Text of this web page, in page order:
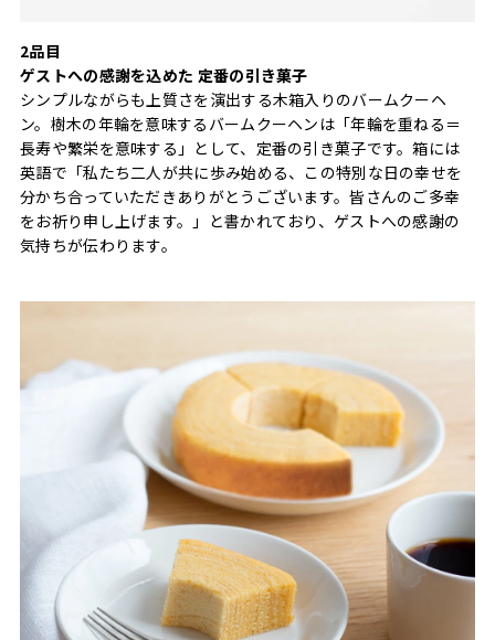
2品目
ゲストへの感謝を込めた 定番の引き菓子
シンプルながらも上質さを演出する木箱入りのバームクーヘ
ン。樹木の年輪を意味するバームクーヘンは「年輪を重ねる＝
長寿や繁栄を意味する」として、定番の引き菓子です。箱には
英語で「私たち二人が共に歩み始める、この特別な日の幸せを
分かち合っていただきありがとうございます。皆さんのご多幸
をお祈り申し上げます。」と書かれており、ゲストへの感謝の
気持ちが伝わります。